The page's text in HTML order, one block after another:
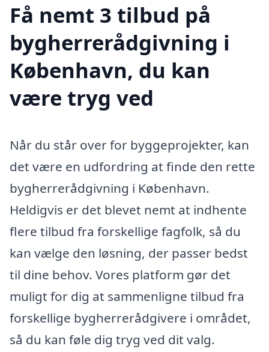
Få nemt 3 tilbud på
bygherrerådgivning i
København, du kan
være tryg ved
Når du står over for byggeprojekter, kan
det være en udfordring at finde den rette
bygherrerådgivning i København.
Heldigvis er det blevet nemt at indhente
flere tilbud fra forskellige fagfolk, så du
kan vælge den løsning, der passer bedst
til dine behov. Vores platform gør det
muligt for dig at sammenligne tilbud fra
forskellige bygherrerådgivere i området,
så du kan føle dig tryg ved dit valg.